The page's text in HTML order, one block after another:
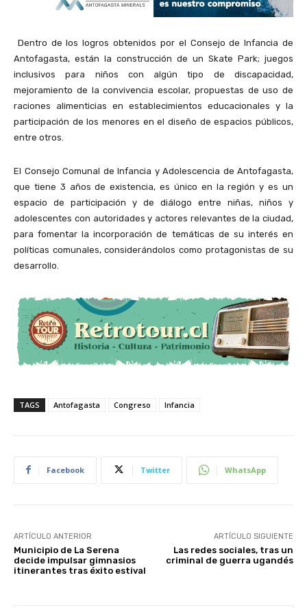
Dentro de los logros obtenidos por el Consejo de Infancia de
Antofagasta, están la construcción de un Skate Park; juegos
inclusivos para niños con algún tipo de discapacidad,
mejoramiento de la convivencia escolar, propuestas de uso de
raciones alimenticias en establecimientos educacionales y la
participación de los menores en el diseño de espacios públicos,
entre otros.
El Consejo Comunal de Infancia y Adolescencia de Antofagasta,
que tiene 3 años de existencia, es único en la región y es un
espacio de participación y de diálogo entre niñas, niños y
adolescentes con autoridades y actores relevantes de la ciudad,
para fomentar la incorporación de temáticas de su interés en
políticas comunales, considerándolos como protagonistas de su
desarrollo.
TAGS Antofagasta Congreso Infancia
Facebook Twitter WhatsApp
ARTÍCULO ANTERIOR
Municipio de La Serena
decide impulsar gimnasios
itinerantes tras éxito estival
ARTÍCULO SIGUIENTE
Las redes sociales, tras un
criminal de guerra ugandés